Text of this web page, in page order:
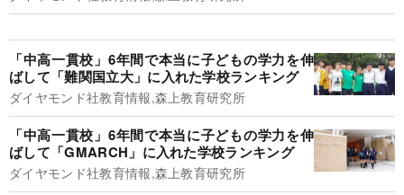
「中高一貫校」6年間で本当に子どもの学力を伸
ばして「難関国立大」に入れた学校ランキング
ダイヤモンド社教育情報,森上教育研究所
「中高一貫校」6年間で本当に子どもの学力を伸
ばして「GMARCH」に入れた学校ランキング
ダイヤモンド社教育情報,森上教育研究所